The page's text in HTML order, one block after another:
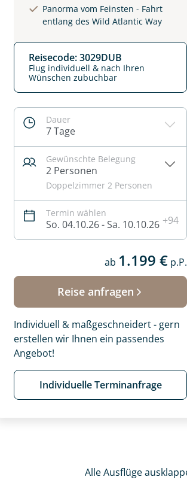
Panorma vom Feinsten - Fahrt
entlang des Wild Atlantic Way
Reisecode: 3029DUB
Flug individuell & nach Ihren
Wünschen zubuchbar
Dauer
7 Tage
Gewünschte Belegung
2 Personen
Doppelzimmer 2 Personen
Termin wählen
So. 04.10.26 - Sa. 10.10.26 +94
ab 1.199 € p.P.
Reise anfragen
Individuell & maßgeschneidert - gern
erstellen wir Ihnen ein passendes
Angebot!
Individuelle Terminanfrage
Alle Ausflüge
Wunschtermine für die Reise
gestalten wir Ihre